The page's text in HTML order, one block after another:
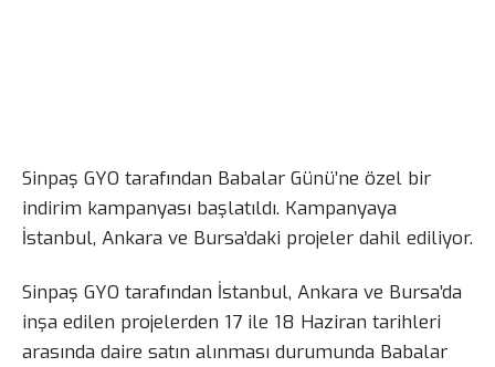
Sinpaş GYO tarafından Babalar Günü’ne özel bir
indirim kampanyası başlatıldı. Kampanyaya
İstanbul, Ankara ve Bursa’daki projeler dahil ediliyor.
Sinpaş GYO tarafından İstanbul, Ankara ve Bursa’da
inşa edilen projelerden 17 ile 18 Haziran tarihleri
arasında daire satın alınması durumunda Babalar